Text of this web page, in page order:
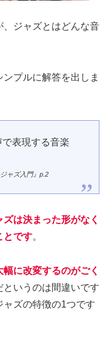
、ジャズとはどんな音
プルに解答を出しま
表現する音楽
ャズ入門』p.2
ズは決まった形がなく
とです。
に改変するのがごく
いうのは間違いです
ズの特徴の1つです